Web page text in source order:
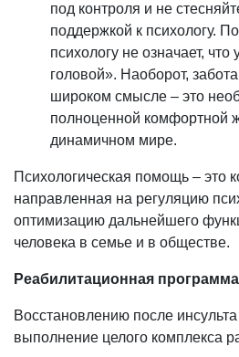
под контроля и не
поддержкой к психологу.
психологу не означает,
головой». Наоборот,
широком смысле – это
полноценной комфортной
динамичном мире.
Психологическая помощь – это
направленная на регуляцию
оптимизацию дальнейшего
человека в семье и в обществе.
Реабилитационная
Восстановлению после инсульта
выполнение целого комплекса